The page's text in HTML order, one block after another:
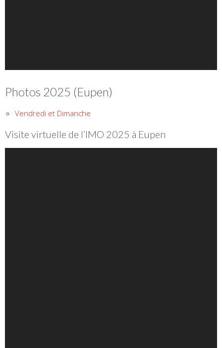
Photos 2025 (Eupen)
Vendredi et Dimanche
Visite virtuelle de l’IMO 2025 à Eupen